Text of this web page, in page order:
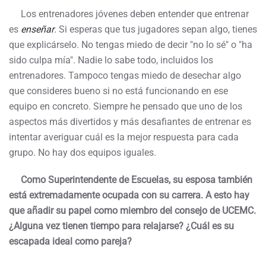
Los entrenadores jóvenes deben entender que entrenar
es enseñar. Si esperas que tus jugadores sepan algo, tienes
que explicárselo. No tengas miedo de decir "no lo sé" o "ha
sido culpa mía". Nadie lo sabe todo, incluidos los
entrenadores. Tampoco tengas miedo de desechar algo
que consideres bueno si no está funcionando en ese
equipo en concreto. Siempre he pensado que uno de los
aspectos más divertidos y más desafiantes de entrenar es
intentar averiguar cuál es la mejor respuesta para cada
grupo. No hay dos equipos iguales.
Como Superintendente de Escuelas, su esposa también
está extremadamente ocupada con su carrera. A esto hay
que añadir su papel como miembro del consejo de UCEMC.
¿Alguna vez tienen tiempo para relajarse? ¿Cuál es su
escapada ideal como pareja?